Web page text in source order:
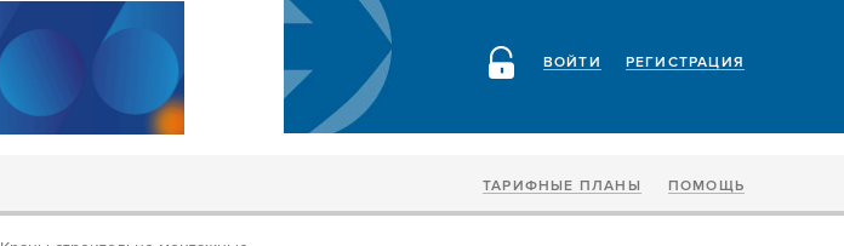
РЕГИСТРАЦИЯ
ВОЙТИ
ТАРИФНЫЕ ПЛАНЫ ПОМОЩЬ